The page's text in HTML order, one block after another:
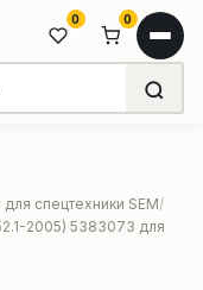
0 0
для спецтехники SEM
2005) 5383073 для